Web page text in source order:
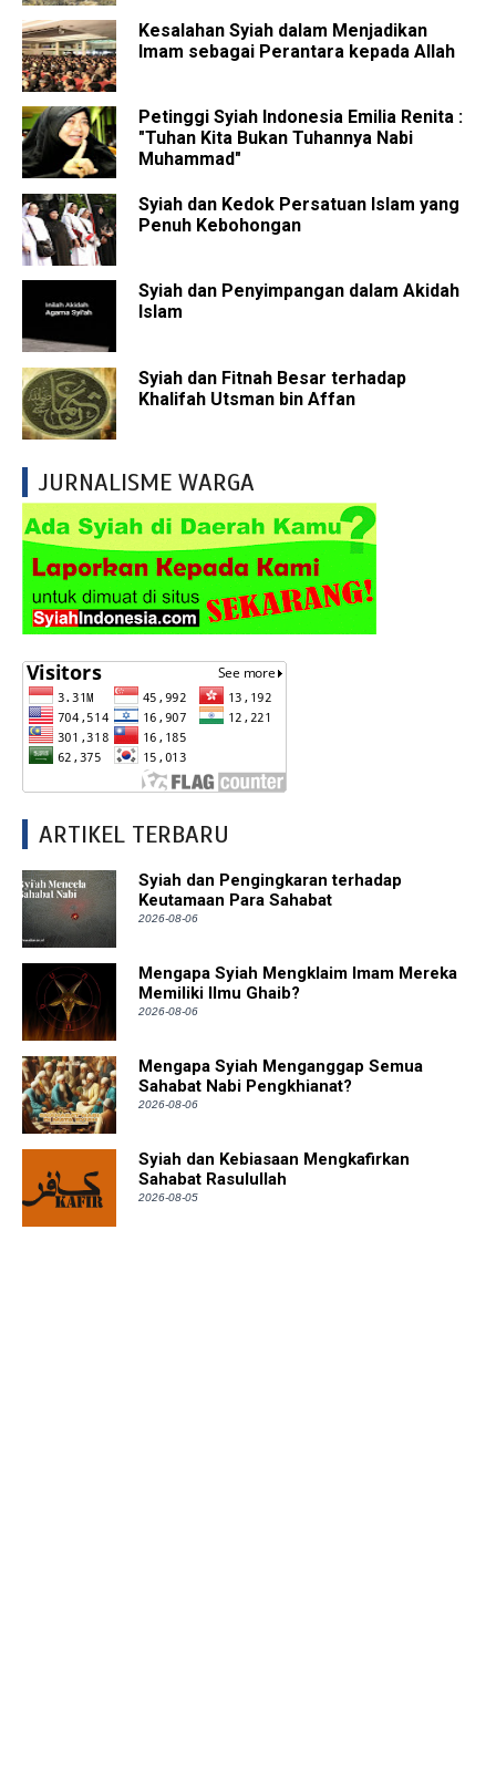
Kesalahan Syiah dalam Menjadikan
Imam sebagai Perantara kepada Allah
Petinggi Syiah Indonesia Emilia Renita :
"Tuhan Kita Bukan Tuhannya Nabi
Muhammad"
Syiah dan Kedok Persatuan Islam yang
Penuh Kebohongan
Syiah dan Penyimpangan dalam Akidah
Islam
Syiah dan Fitnah Besar terhadap
Khalifah Utsman bin Affan
JURNALISME WARGA
ARTIKEL TERBARU
Syiah dan Pengingkaran terhadap
Keutamaan Para Sahabat
2026-08-06
Mengapa Syiah Mengklaim Imam Mereka
Memiliki Ilmu Ghaib?
2026-08-06
Mengapa Syiah Menganggap Semua
Sahabat Nabi Pengkhianat?
2026-08-06
Syiah dan Kebiasaan Mengkafirkan
Sahabat Rasulullah
2026-08-05